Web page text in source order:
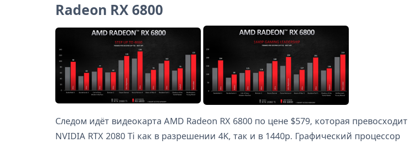
Radeon RX 6800
Следом идёт видеокарта AMD Radeon RX 6800 по цене $579, которая превосходит
NVIDIA RTX 2080 Ti как в разрешении 4K, так и в 1440p. Графический процессор